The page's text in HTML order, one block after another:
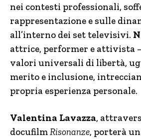
nei contesti professionali,
rappresentazione e sulle
all’interno dei set televisivi.
attrice, performer e attivista
valori universali di libertà,
merito e inclusione,
propria esperienza personale.
Valentina Lavazza,
docufilmRisonanze, porterà